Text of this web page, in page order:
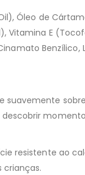
Óleo de
Vitamina E
Benzílico,
suavemente
resistente ao